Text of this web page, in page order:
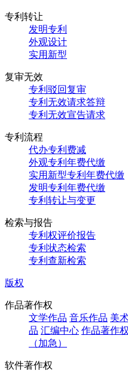
专利转让
发明专利
外观设计
实用新型
复审无效
专利驳回复审
专利无效请求答辩
专利无效宣告请求
专利流程
代办专利费减
外观专利年费代缴
实用新型专利年费代缴
发明专利年费代缴
专利转让与变更
检索与报告
专利权评价报告
专利状态检索
专利查新检索
版权
作品著作权
文学作品 音乐作品 美
品 汇编中心 作品著作
（加急）
软件著作权